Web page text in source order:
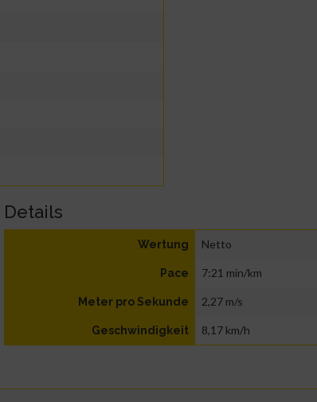
Details
Wertung Netto
Pace 7:21 min/km
Meter pro Sekunde 2,27 m/s
Geschwindigkeit 8,17 km/h